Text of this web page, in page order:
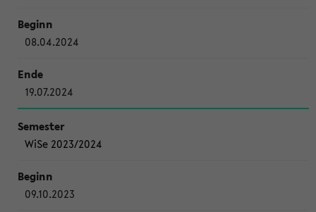
08.04.2024
19.07.2024
WiSe 2023/2024
09.10.2023